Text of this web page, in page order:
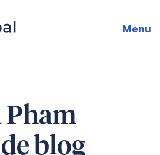
Menu
Pham
blog